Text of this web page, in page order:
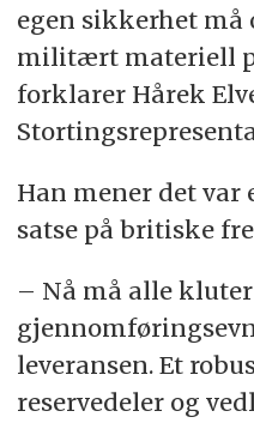
egen sikkerhet må
militært materiell
forklarer Hårek
Han mener det
satse på britiske
– Nå må alle
leveransen. Et
reservedeler og